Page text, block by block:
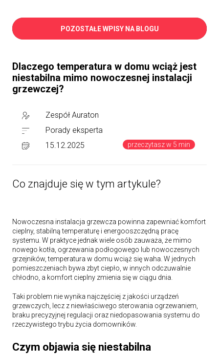
POZOSTAŁE WPISY NA BLOGU
Dlaczego temperatura w domu wciąż jest
niestabilna mimo nowoczesnej instalacji
grzewczej?
Zespół Auraton
Porady eksperta
15.12.2025
przeczytasz w 5 min
Co znajduje się w tym artykule?
Nowoczesna instalacja grzewcza powinna zapewniać komfort
cieplny, stabilną temperaturę i energooszczędną pracę
systemu. W praktyce jednak wiele osób zauważa, że mimo
nowego kotła, ogrzewania podłogowego lub nowoczesnych
grzejników, temperatura w domu wciąż się waha. W jednych
pomieszczeniach bywa zbyt ciepło, w innych odczuwalnie
chłodno, a komfort cieplny zmienia się w ciągu dnia.
Taki problem nie wynika najczęściej z jakości urządzeń
grzewczych, lecz z niewłaściwego sterowania ogrzewaniem,
braku precyzyjnej regulacji oraz niedopasowania systemu do
rzeczywistego trybu życia domowników.
Czym objawia się niestabilna